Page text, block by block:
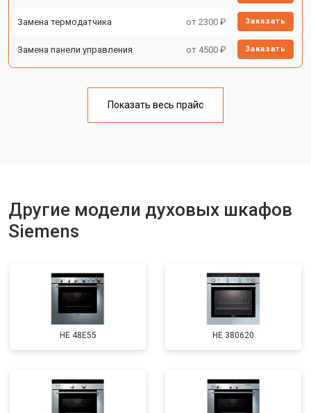
Замена термодатчика от 2300 ₽ Заказать
Замена панели управления от 4500 ₽ Заказать
Показать весь прайс
Другие модели духовых шкафов
Siemens
HE 48E55 HE 380620